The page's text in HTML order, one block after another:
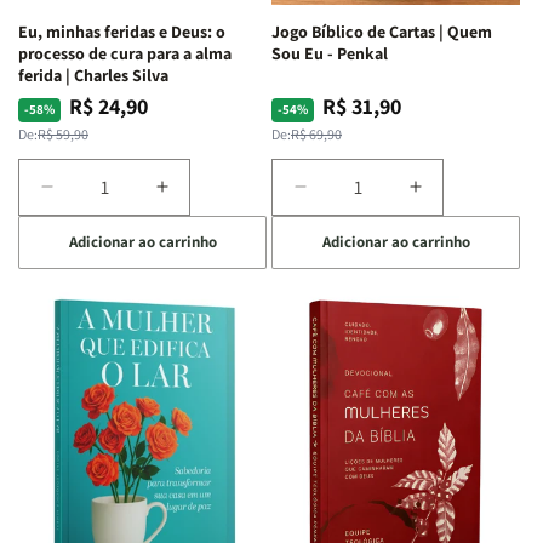
Espirituais
|
Estela
Espirituais
|
Eu, minhas feridas e Deus: o
processo de cura para a alma
ferida | Charles Silva
-58%
Preço
normal
De:R$ 59,90
Preço
promocional
R$ 24,90
Diminuir
a
quantidade
de
Eu,
minhas
feridas
e
Deus:
o
processo
de
cura
para
Aumentar
a
quantidade
de
Eu,
minhas
feridas
e
Deus:
o
processo
de
cura
para
Adicionar ao carrinho
Jogo Bíblico de Cartas | Quem
Sou Eu - Penkal
-54%
Preço
normal
De:R$ 69,90
Preço
promocional
R$ 31,90
Diminuir
a
quantidade
de
Jogo
Bíblico
de
Cartas
Quem
Sou
Eu
Penkal
Aumentar
a
quantidade
de
Jogo
Bíblico
Cartas
|
Quem
Sou
Eu
-
Penkal
Adicionar ao carrinho